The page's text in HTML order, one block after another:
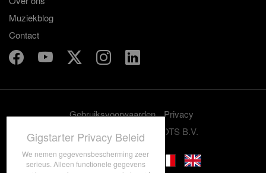
Muziekblog
Contact
Gebruiksvoorwaarden
Privacy
© 2012-2026 GRASSROOTS B.V.
Gigstarter Privacy Beleid
We nemen gegevensbescherming zeer
serieus. Alleen functionele gegevens